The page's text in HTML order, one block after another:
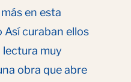
en esta
Así curaban ellos
lectura muy
obra que abre